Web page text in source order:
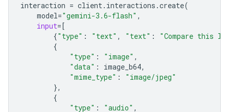
interaction = client. interactions .create(
model="gemini-3.6-flash" ,
input=[
{"type" : "text" , "text" :
"Compare this
{
"type" : "image" ,
"data" : image_b64,
"mime_type" :
"image/jpeg"
},
{
"type" : "audio" ,